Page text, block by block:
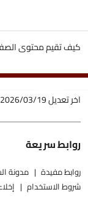
كيف تقيم محتوى
اخر تعديل2026/03/19
روابط سريعة
روابط مفيدة مدونة
شروط الاستخدام